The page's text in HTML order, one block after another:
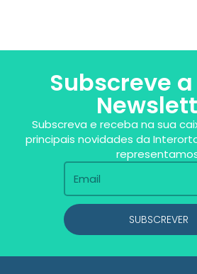
Subscreve
Subscreva e receba na sua
principais novidades da
SUBSCREVER